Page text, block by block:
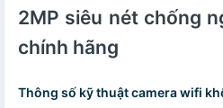
2MP siêu nét chống
chính hãng
Thông số kỹ thuật camera wifi